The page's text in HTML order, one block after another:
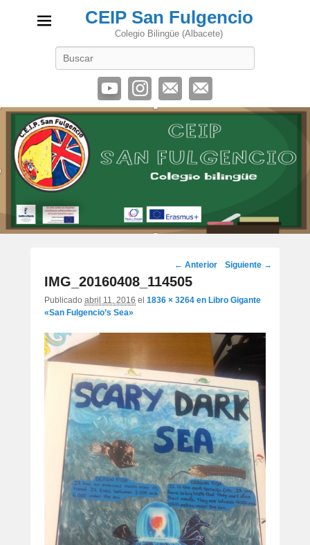
CEIP San Fulgencio
Colegio Bilingüe (Albacete)
Navegación
de
← Anterior Siguiente →
IMG_20160408_114505
Publicado abril 11, 2016 el 1836 × 3264 en Libro Gigante
«San Fulgencio’s Sea»